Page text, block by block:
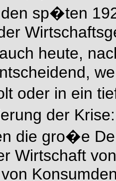
den sp�ten
heute,
oder in ein
der
die gro�e
Wirtschaft